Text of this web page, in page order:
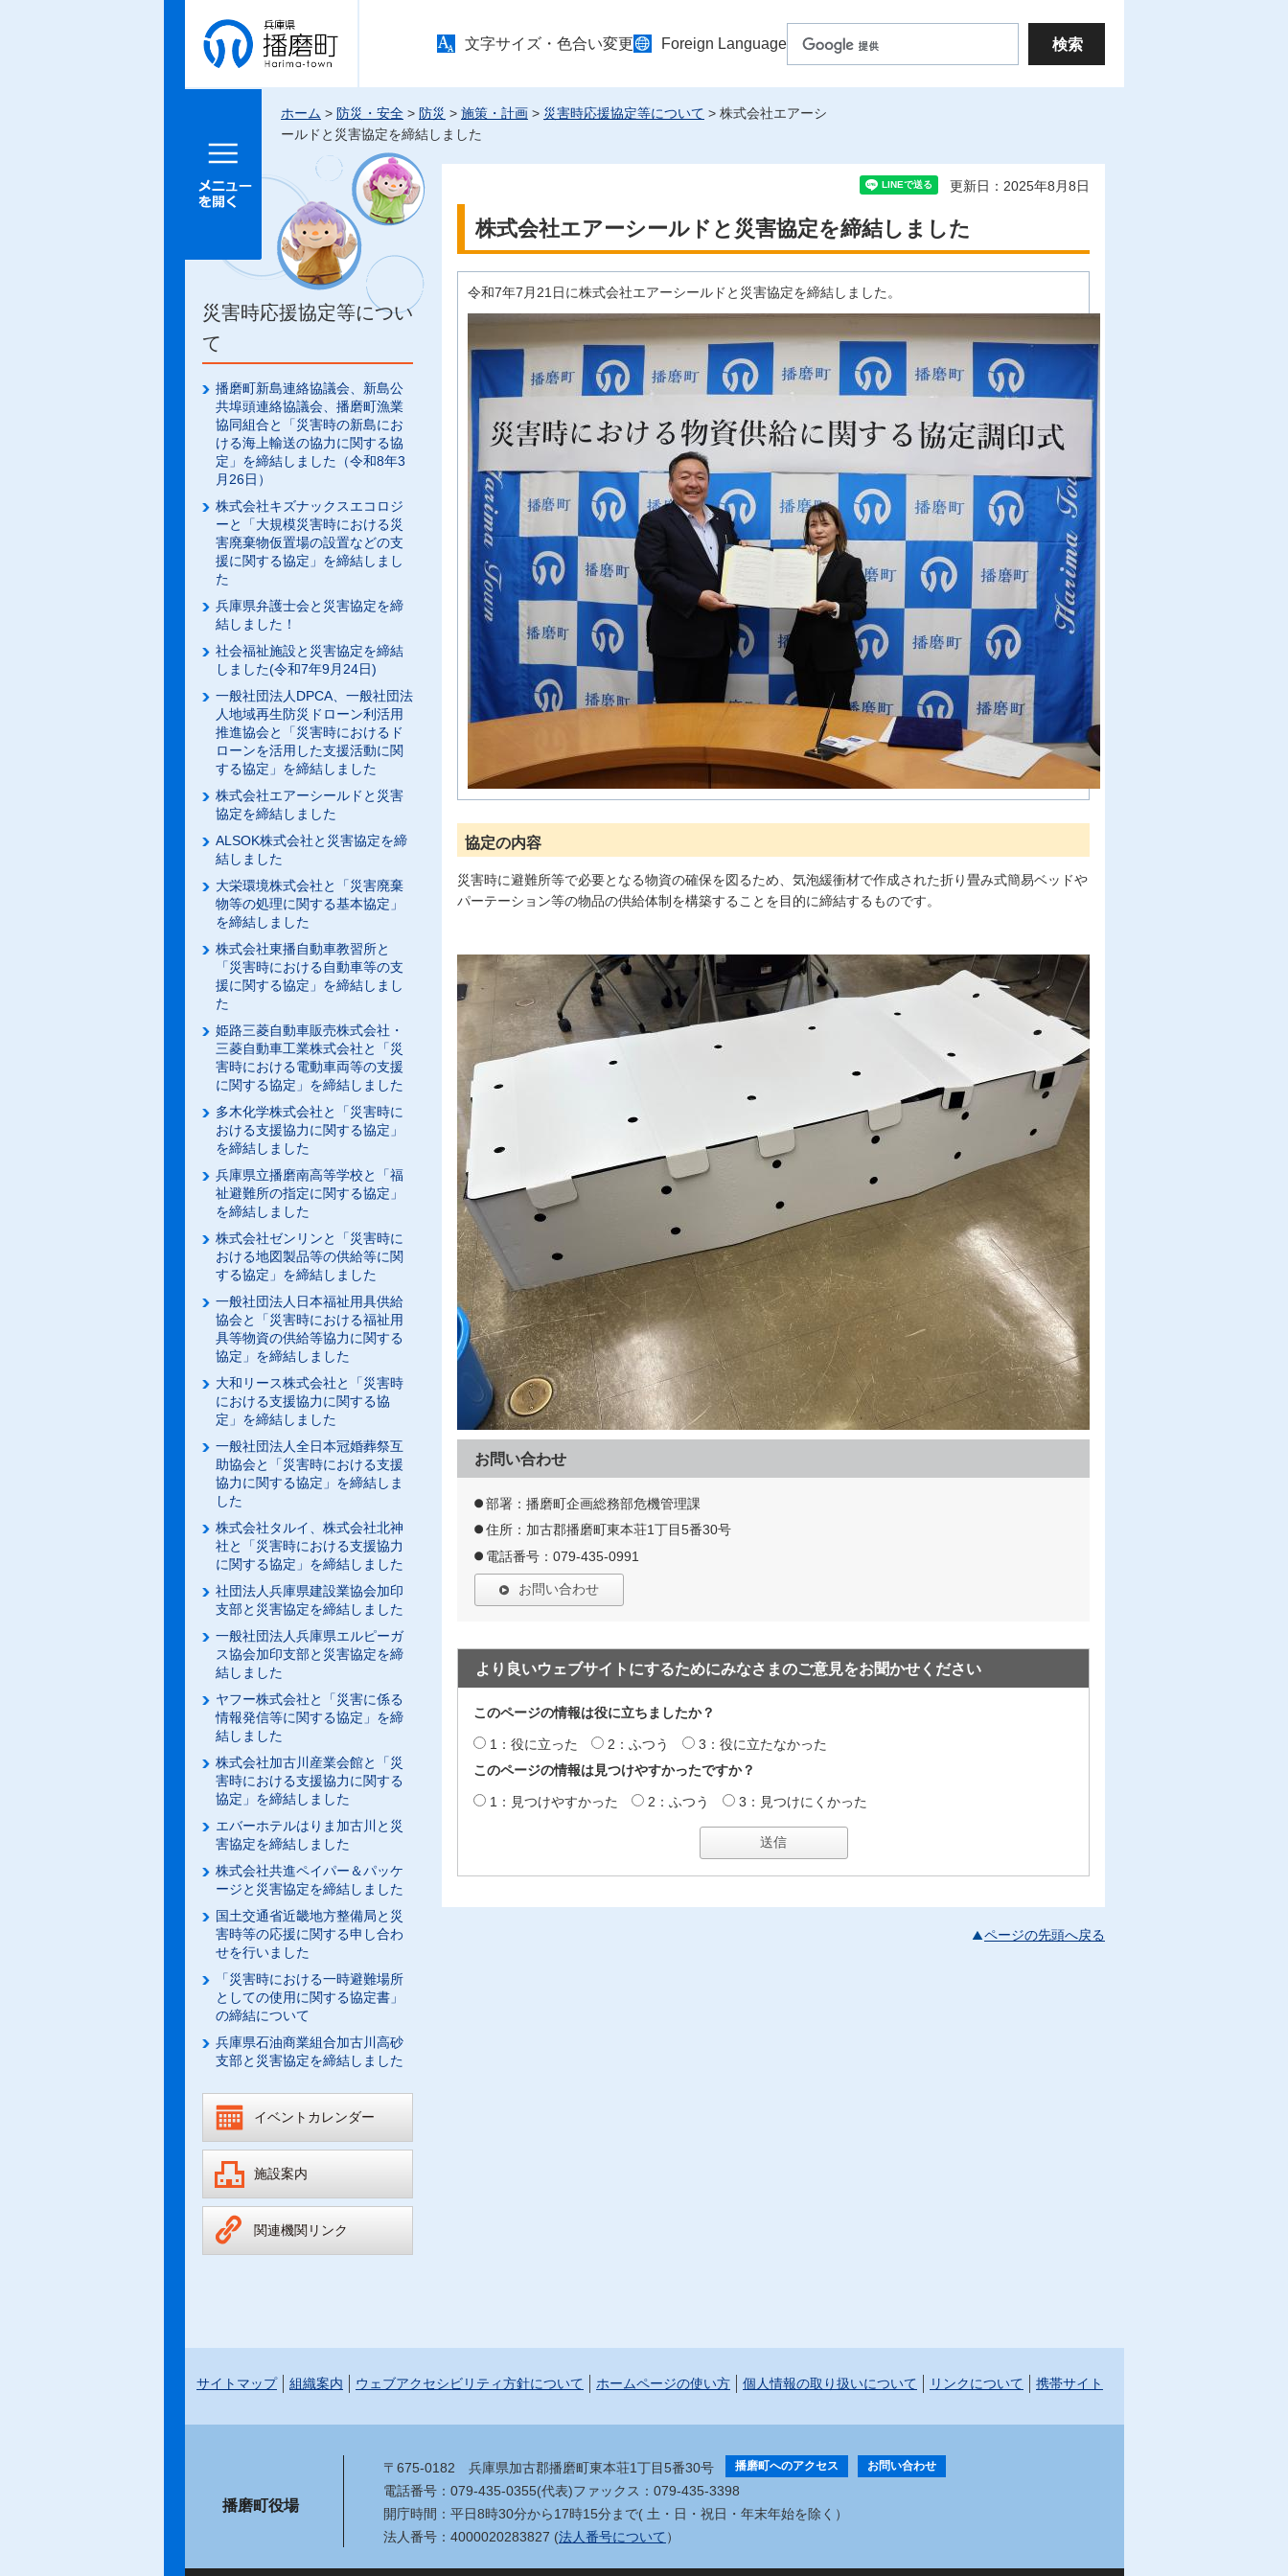
兵庫県 播
磨町
文字サイズ・色合い変更 Foreign Language
メニュー
ホーム > 防災・安全 > 防災 > 施策・計画 > 災害時応援協定等について > 株式会社エアーシ
ールドと災害協定を締結しました
災害時応援協定等につい
て
播磨町新島連絡協議会、新島公
共埠頭連絡協議会、播磨町漁業
協同組合と「災害時の新島にお
ける海上輸送の協力に関する協
定」を締結しました（令和8年3
月26日）
株式会社キズナックスエコロジ
ーと「大規模災害時における災
害廃棄物仮置場の設置などの支
援に関する協定」を締結しまし
た
兵庫県弁護士会と災害協定を締
結しました！
社会福祉施設と災害協定を締結
しました(令和7年9月24日)
一般社団法人DPCA、一般社団法
人地域再生防災ドローン利活用
推進協会と「災害時におけるド
ローンを活用した支援活動に関
する協定」を締結しました
株式会社エアーシールドと災害
協定を締結しました
ALSOK株式会社と災害協定を締
結しました
大栄環境株式会社と「災害廃棄
物等の処理に関する基本協定」
を締結しました
株式会社東播自動車教習所と
「災害時における自動車等の支
援に関する協定」を締結しまし
た
姫路三菱自動車販売株式会社・
三菱自動車工業株式会社と「災
害時における電動車両等の支援
に関する協定」を締結しました
多木化学株式会社と「災害時に
おける支援協力に関する協定」
を締結しました
兵庫県立播磨南高等学校と「福
祉避難所の指定に関する協定」
を締結しました
株式会社ゼンリンと「災害時に
おける地図製品等の供給等に関
する協定」を締結しました
一般社団法人日本福祉用具供給
協会と「災害時における福祉用
具等物資の供給等協力に関する
協定」を締結しました
大和リース株式会社と「災害時
における支援協力に関する協
定」を締結しました
一般社団法人全日本冠婚葬祭互
助協会と「災害時における支援
協力に関する協定」を締結しま
した
株式会社タルイ、株式会社北神
社と「災害時における支援協力
に関する協定」を締結しました
社団法人兵庫県建設業協会加印
支部と災害協定を締結しました
一般社団法人兵庫県エルピーガ
ス協会加印支部と災害協定を締
結しました
ヤフー株式会社と「災害に係る
情報発信等に関する協定」を締
結しました
株式会社加古川産業会館と「災
害時における支援協力に関する
協定」を締結しました
エバーホテルはりま加古川と災
害協定を締結しました
株式会社共進ペイパー＆パッケ
ージと災害協定を締結しました
国土交通省近畿地方整備局と災
害時等の応援に関する申し合わ
せを行いました
「災害時における一時避難場所
としての使用に関する協定書」
の締結について
兵庫県石油商業組合加古川高砂
支部と災害協定を締結しました
イベントカレンダー
施設案内
関連機関リンク
更新日：2025年8月8日
株式会社エアーシールドと災害協定を締結しました
令和7年7月21日に株式会社エアーシールドと災害協定を締結しました。
協定の内容
災害時に避難所等で必要となる物資の確保を図るため、気泡緩衝材で作成された折り畳み式簡易ベッドや
パーテーション等の物品の供給体制を構築することを目的に締結するものです。
お問い合わせ
部署：播磨町企画総務部危機管理課
住所：加古郡播磨町東本荘1丁目5番30号
電話番号：079-435-0991
お問い合わせ
より良いウェブサイトにするためにみなさまのご意見をお聞かせください
このページの情報は役に立ちましたか？
1：役に立った 2：ふつう
3：役に立たなかった
このページの情報は見つけやすかったですか？
1：見つけやすかった 2：ふつう 3：見つけにくかった
ページの先頭へ戻る
サイトマップ 組織案内 ウェブアクセシビリティ方針について ホームページの使い方 個人情報の取り扱いについて リンクについて 携帯サイト
播磨町役場
〒675-0182 兵庫県加古郡播磨町東本荘1丁目5番30号 播磨町へのアクセス お問い合わせ
電話番号：079-435-0355(代表)ファックス：079-435-3398
開庁時間：平日8時30分から17時15分まで( 土・日・祝日・年末年始を除く）
法人番号：4000020283827 (法人番号について ）